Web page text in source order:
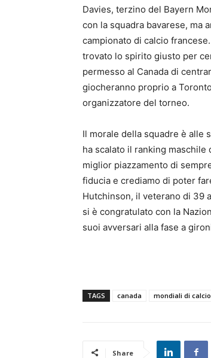
Davies, terzino del Bayern
con la squadra bavarese, ma
campionato di calcio
trovato lo spirito giusto per
permesso al Canada di
giocheranno proprio a
organizzatore del torneo.
Il morale della squadre è alle
ha scalato il ranking
miglior piazzamento di
fiducia e crediamo di poter
Hutchinson, il veterano di 39
si è congratulato con la
suoi avversari alla fase a
TAGS canada mondiali di calcio
Share